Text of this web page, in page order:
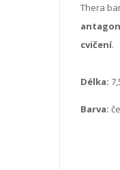
Thera
cvičení.
Délka:
Barva: